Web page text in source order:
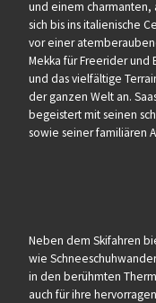
und einem charmanten,
sich bis ins italienische
vor einer
Mekka für Freerider und
und das vielfältige
der ganzen Welt an.
begeistert mit seinen
sowie seiner familiären
Neben dem Skifahren
wie
in den berühmten
auch für ihre